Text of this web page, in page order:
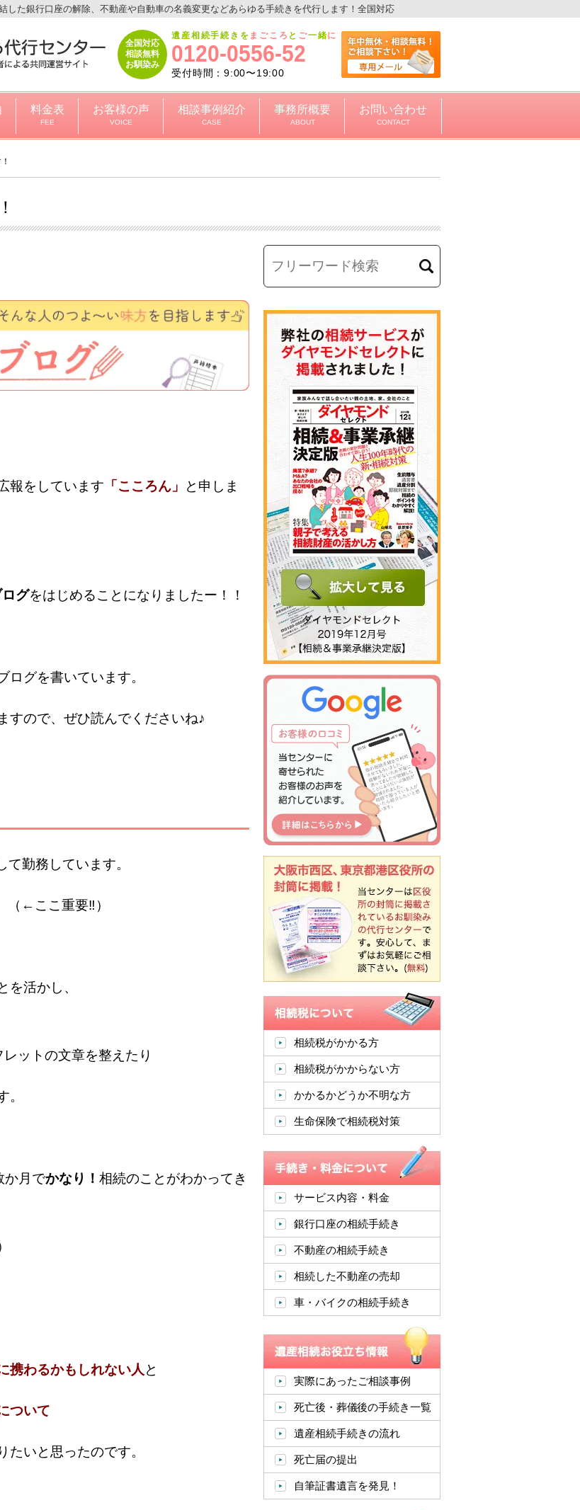
した銀行口座の解除、不動産や自動車の名義変更などあらゆる手続きを代行します！全国対応
全国対応
相談無料
お馴染み
遺産相続手続きを まごころ と ご一緒に
0120-0556-52
受付時間：9:00〜19:00
料金表
FEE
お客様の声
VOICE
相談事例紹介
CASE
事務所概要
ABOUT
お問い合わせ
CONTACT
報をしています 「こころん」
と申しま
グをはじめることになりましたー！！
グを書いています。
すので、ぜひ読んでくださいね♪
勤務しています。
←ここ重要‼）
を活かし、
ットの文章を整えたり
。
か月でかなり！ 相続のことがわかってき
携わるかもしれない人 と
ついて
いと思ったのです。
相続税がかかる方
相続税がかからない方
かかるかどうか不明な方
生命保険で相続税対策
サービス内容・料金
銀行口座の相続手続き
不動産の相続手続き
相続した不動産の売却
車・バイクの相続手続き
実際にあったご相談事例
死亡後・葬儀後の手続き一覧
遺産相続手続きの流れ
死亡届の提出
自筆証書遺言を発見！